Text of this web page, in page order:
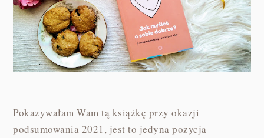
Pokazywałam Wam tą książkę przy okazji
podsumowania 2021, jest to jedyna pozycja